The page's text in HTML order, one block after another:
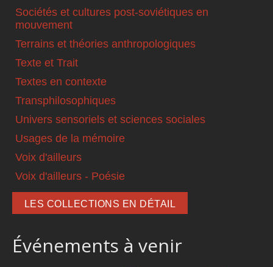
Sociétés et cultures post-soviétiques en
mouvement
Terrains et théories anthropologiques
Texte et Trait
Textes en contexte
Transphilosophiques
Univers sensoriels et sciences sociales
Usages de la mémoire
Voix d'ailleurs
Voix d'ailleurs - Poésie
LES COLLECTIONS EN DÉTAIL
Événements à venir